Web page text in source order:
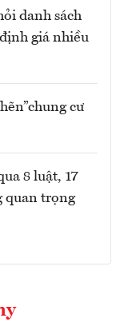
danh sách
giá nhiều
cư
8 luật, 17
quan trọng